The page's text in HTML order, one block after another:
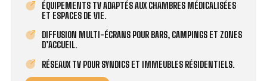
ÉQUIPEMENTS TV ADAPTÉS AUX CHAMBRES MÉDICALISÉES
ET ESPACES DE VIE.
DIFFUSION MULTI-ÉCRANS POUR BARS, CAMPINGS ET ZONES
D’ACCUEIL.
RÉSEAUX TV POUR SYNDICS ET IMMEUBLES RÉSIDENTIELS.